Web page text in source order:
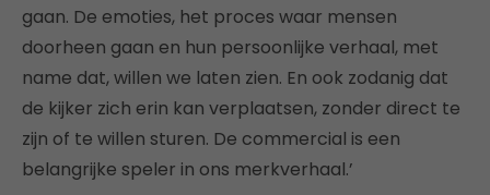
gaan. De emoties, het proces waar mensen
doorheen gaan en hun persoonlijke verhaal, met
name dat, willen we laten zien. En ook zodanig dat
de kijker zich erin kan verplaatsen, zonder direct te
zijn of te willen sturen. De commercial is een
belangrijke speler in ons merkverhaal.’